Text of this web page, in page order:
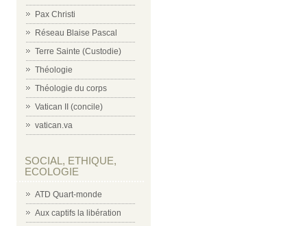
Pax Christi
Réseau Blaise Pascal
Terre Sainte (Custodie)
Théologie
Théologie du corps
Vatican II (concile)
vatican.va
SOCIAL, ETHIQUE,
ECOLOGIE
ATD Quart-monde
Aux captifs la libération